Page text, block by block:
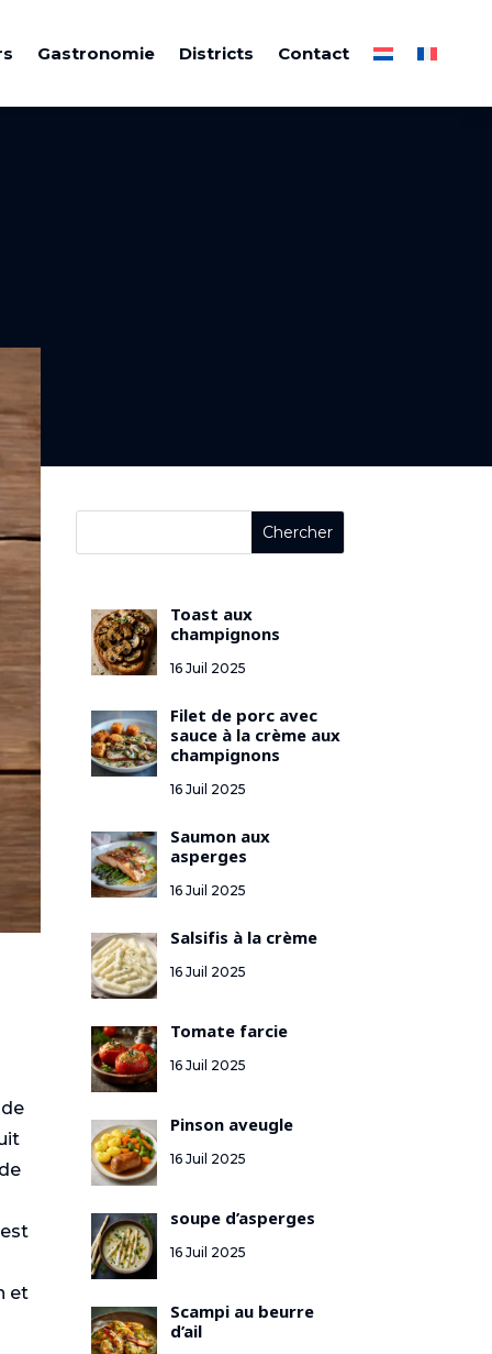
Gastronomie Districts Contact
et
Toast aux
champignons
16 Juil 2025
Filet de porc avec
sauce à la crème aux
champignons
16 Juil 2025
Saumon aux
asperges
16 Juil 2025
Salsifis à la crème
16 Juil 2025
Tomate farcie
16 Juil 2025
Pinson aveugle
16 Juil 2025
soupe d’asperges
16 Juil 2025
Scampi au beurre
d’ail